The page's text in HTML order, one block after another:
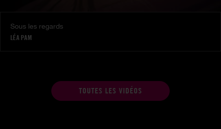
Sous les regards
LÉA PAM
TOUTES LES VIDÉOS